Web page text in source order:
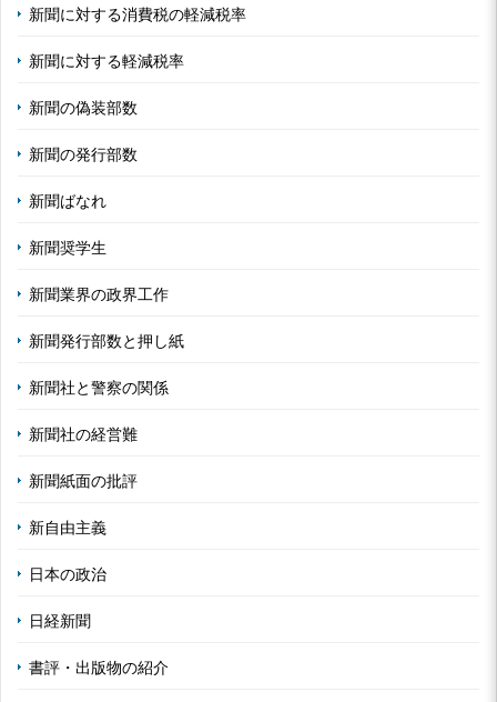
新聞に対する消費税の軽減税率
新聞に対する軽減税率
新聞の偽装部数
新聞の発行部数
新聞ばなれ
新聞奨学生
新聞業界の政界工作
新聞発行部数と押し紙
新聞社と警察の関係
新聞社の経営難
新聞紙面の批評
新自由主義
日本の政治
日経新聞
書評・出版物の紹介